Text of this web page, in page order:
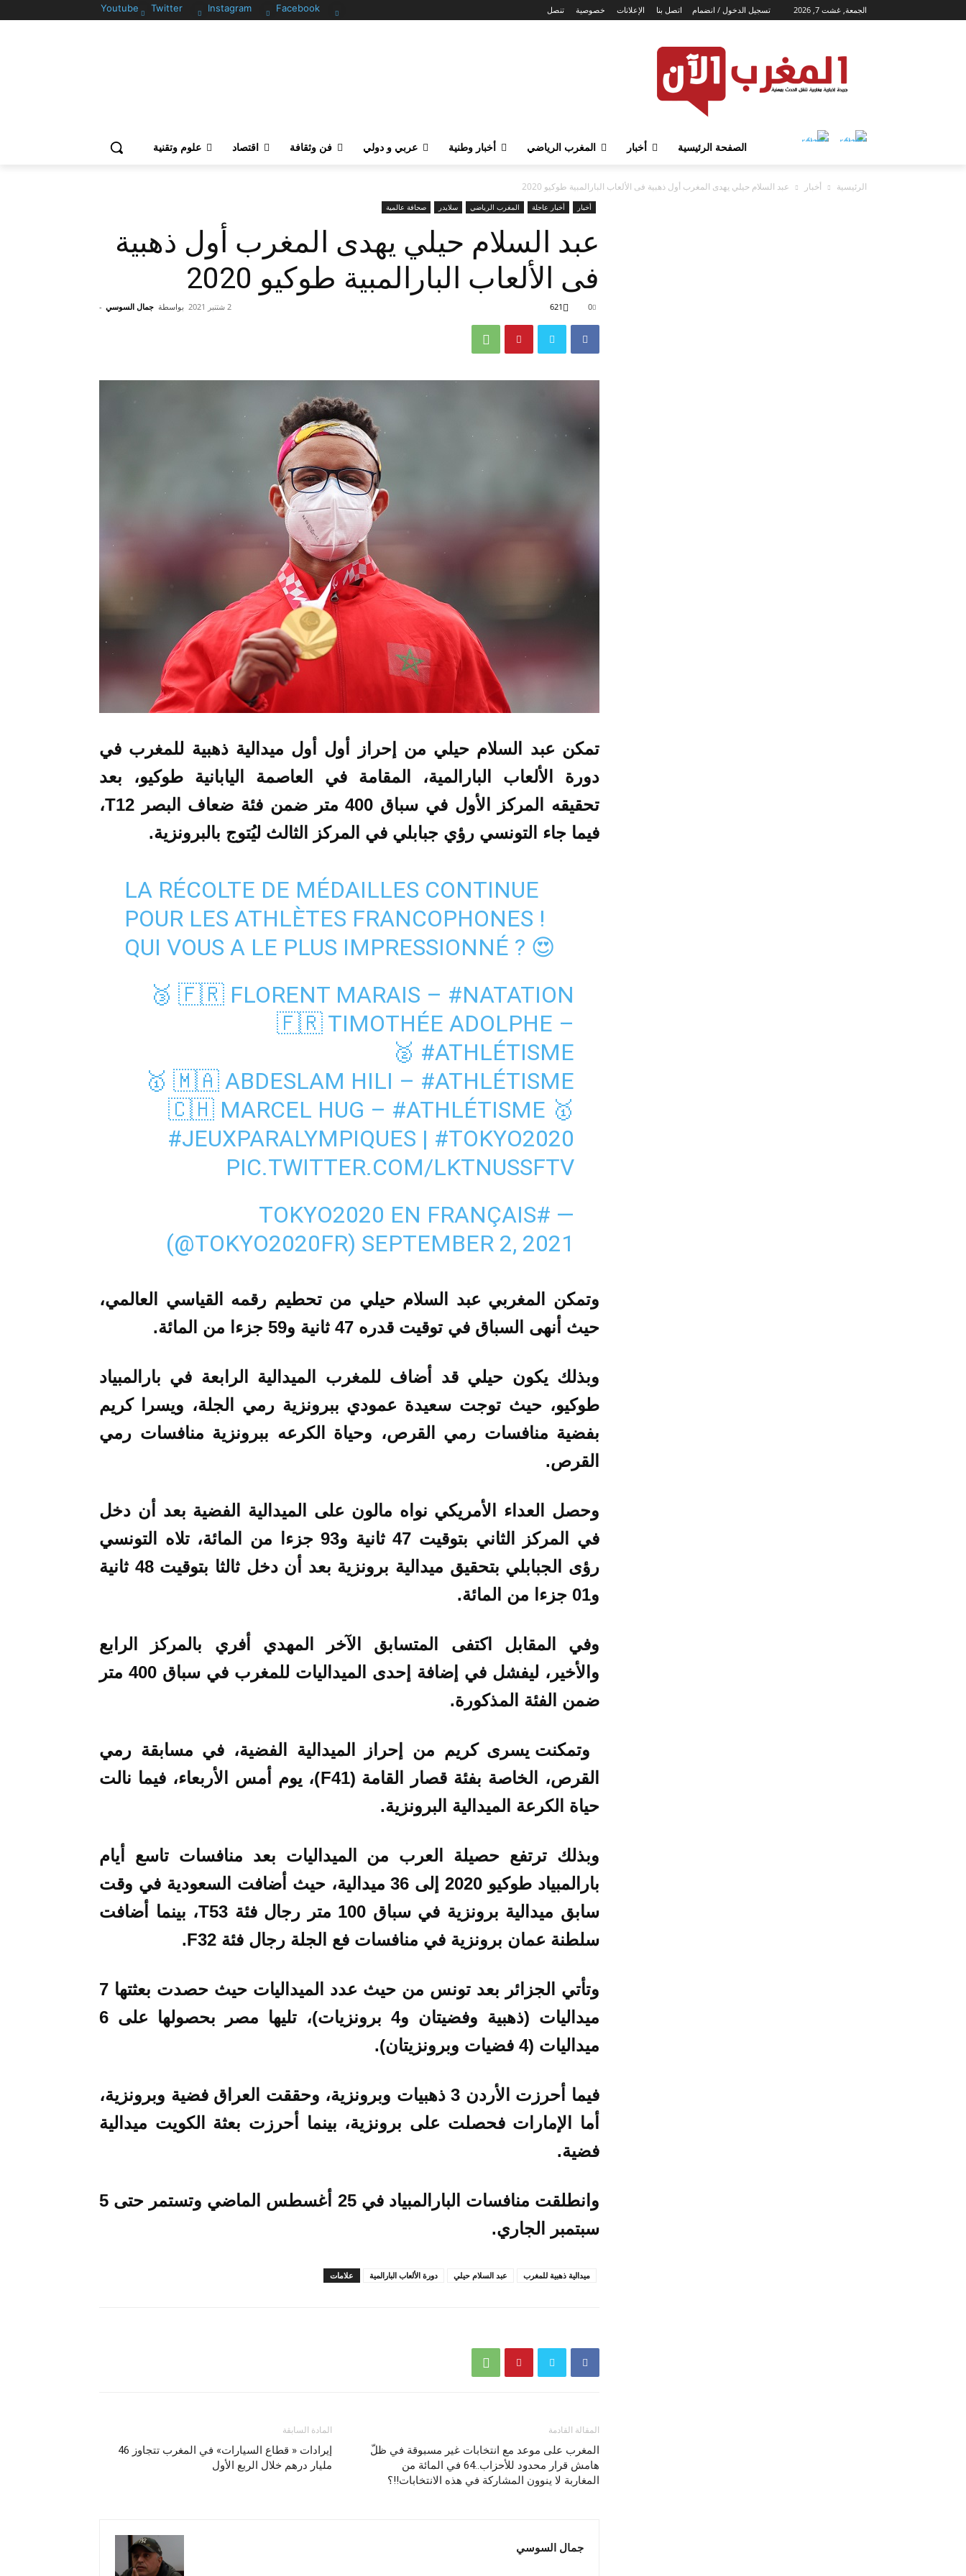
Facebook
Instagram
Twitter
Youtube الجمعة, غشت 7, 2026 تسجيل الدخول / انضمام تنصل خصوصية الإعلانات اتصل بنا
الصفحة الرئيسية أخبار المغرب الرياضي أخبار وطنية عربي و دولي فن وثقافة اقتصاد علوم وتقنية
الرئيسية أخبار عبد السلام حيلي يهدى المغرب أول ذهبية فى الألعاب البارالمبية طوكيو 2020
أخبار أخبار عاجلة المغرب الرياضي سلايدر صحافة عالمية
عبد السلام حيلي يهدى المغرب أول ذهبية
فى الألعاب البارالمبية طوكيو 2020
بواسطة جمال السوسي - 2 شتنبر 2021 0
621
تمكن عبد السلام حيلي من إحراز أول أول ميدالية ذهبية للمغرب في
دورة الألعاب البارالمية، المقامة في العاصمة اليابانية طوكيو، بعد
تحقيقه المركز الأول في سباق 400 متر ضمن فئة ضعاف البصر T12،
فيما جاء التونسي رؤي جبابلي في المركز الثالث ليُتوج بالبرونزية.
LA RÉCOLTE DE MÉDAILLES CONTINUE
POUR LES ATHLÈTES FRANCOPHONES !
QUI VOUS A LE PLUS IMPRESSIONNÉ ? 😍
🇫🇷 FLORENT MARAIS – #NATATION
🥉
🇫🇷 TIMOTHÉE ADOLPHE –
#ATHLÉTISME
🥈
🇲🇦 ABDESLAM HILI – #ATHLÉTISME
🥇
🇨🇭 MARCEL HUG – #ATHLÉTISME 🥇
#JEUXPARALYMPIQUES | #TOKYO2020
PIC.TWITTER.COM/LKTNUSSFTV
— #TOKYO2020 EN FRANÇAIS
(@TOKYO2020FR) SEPTEMBER 2, 2021
وتمكن المغربي عبد السلام حيلي من تحطيم رقمه القياسي العالمي،
حيث أنهى السباق في توقيت قدره 47 ثانية و59 جزءا من المائة.
وبذلك يكون حيلي قد أضاف للمغرب الميدالية الرابعة في بارالمبياد
طوكيو، حيث توجت سعيدة عمودي ببرونزيةرمي الجلة، ويسرا كريم
بفضية منافسات رمي القرص، وحياة الكرعه ببرونزية منافسات رمي
القرص.
وحصل العداء الأمريكي نواه مالون على الميدالية الفضية بعد أن دخل
في المركز الثاني بتوقيت 47 ثانية و93 جزءا من المائة، تلاه التونسي
رؤى الجبابلي بتحقيق ميدالية برونزية بعد أن دخل ثالثا بتوقيت 48 ثانية
و01 جزءا من المائة.
وفي المقابل اكتفى المتسابق الآخر المهدي أفري بالمركز الرابع
والأخير، ليفشل في إضافة إحدى الميداليات للمغرب في سباق 400 متر
ضمن الفئة المذكورة.
وتمكنت يسرى كريم من إحراز الميدالية الفضية، في مسابقة رمي
القرص، الخاصة بفئة قصار القامة (F41)، يوم أمس الأربعاء، فيما نالت
حياة الكرعة الميدالية البرونزية.
وبذلك ترتفع حصيلة العرب من الميداليات بعد منافسات تاسع أيام
بارالمبياد طوكيو 2020 إلى 36 ميدالية، حيث أضافت السعودية في وقت
سابق ميدالية برونزية في سباق 100 متر رجال فئة T53، بينما أضافت
سلطنة عمان برونزية في منافسات فع الجلة رجال فئة F32.
وتأتي الجزائر بعد تونس من حيث عدد الميداليات حيث حصدت بعثتها 7
ميداليات (ذهبية وفضيتان و4 برونزيات)، تليها مصر بحصولها على 6
ميداليات (4 فضيات وبرونزيتان).
فيما أحرزت الأردن 3 ذهبيات وبرونزية، وحققت العراق فضية وبرونزية،
أما الإمارات فحصلت على برونزية، بينما أحرزت بعثة الكويت ميدالية
فضية.
وانطلقت منافسات البارالمبياد في 25 أغسطس الماضي وتستمر حتى 5
سبتمبر الجاري.
علامات دورة الألعاب البارالمية عبد السلام حيلي ميدالية ذهبية للمغرب
المادة السابقة
إيرادات « قطاع السيارات» في المغرب تتجاوز 46
مليار درهم خلال الربع الأول
المقالة القادمة
المغرب على موعد مع انتخابات غير مسبوقة في ظلّ
هامش قرار محدود للأحزاب..64 في المائة من
المغاربة لا ينوون المشاركة في هذه الانتخابات!!؟
جمال السوسي